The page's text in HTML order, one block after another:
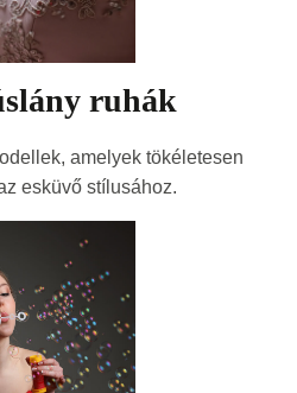
ruhák
amelyek tökéletesen
esküvő stílusához.